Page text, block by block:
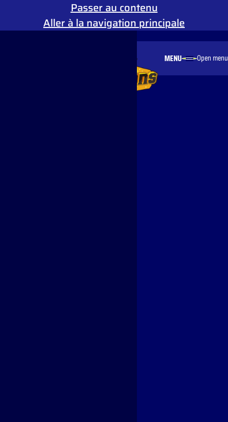
Passer au contenu
Aller à la navigation principale
MENU Open menu